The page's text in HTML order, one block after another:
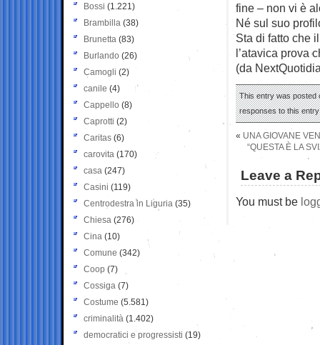
fine – non vi è
Né sul suo
Sta di fatto che
l’atavica prova
(da
This entry was posted
responses to this
« UNA GIOVANE
“QUESTA È LA
Leave a
You must be
Bossi (1.221)
Brambilla (38)
Brunetta (83)
Burlando (26)
Camogli (2)
canile (4)
Cappello (8)
Caprotti (2)
Caritas (6)
carovita (170)
casa (247)
Casini (119)
Centrodestra in Liguria (35)
Chiesa (276)
Cina (10)
Comune (342)
Coop (7)
Cossiga (7)
Costume (5.581)
criminalità (1.402)
democratici e progressisti (19)